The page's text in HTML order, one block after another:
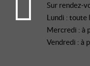
Sur rendez-
Lundi : toute
Mercredi : à
Vendredi : à